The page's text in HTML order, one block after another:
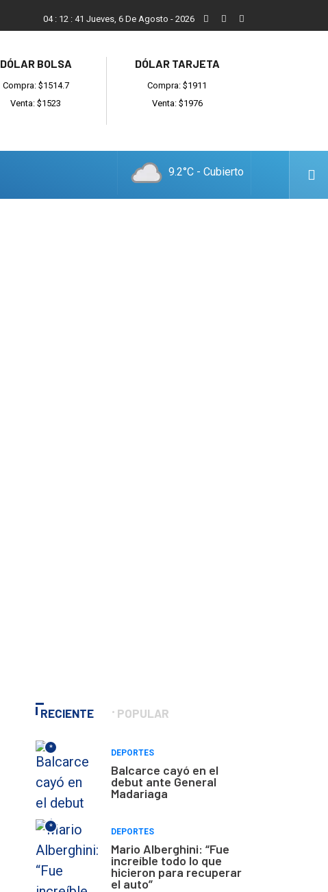
Reino: “Hay bandas muy organizadas y también
04: 12 : 42 Jueves, 6 De Agosto - 2026
DÓLAR BOLSA
Compra: $1514.7
Venta: $1523
DÓLAR TARJETA
Compra: $1911
Venta: $1976
9.2°C - Cubierto
RECIENTE POPULAR
*
DEPORTES
Balcarce cayó en el
debut ante General
Madariaga
*
DEPORTES
Mario Alberghini: “Fue
increíble todo lo que
hicieron para recuperar
el auto”